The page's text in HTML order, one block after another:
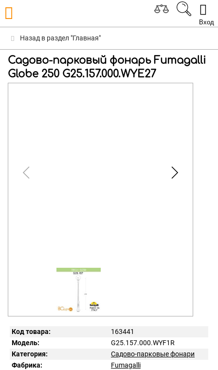
Вход
Назад в раздел "Главная"
Садово-парковый фонарь Fumagalli
Globe 250 G25.157.000.WYE27
Код товара:
163441
Модель:
G25.157.000.WYF1R
Категория:
Садово-парковые фонари
Фабрика:
Fumagalli